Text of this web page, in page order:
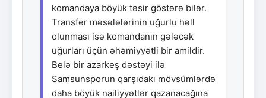
komandaya böyük təsir göstərə bilər.
Transfer məsələlərinin uğurlu həll
olunması isə komandanın gələcək
uğurları üçün əhəmiyyətli bir amildir.
Belə bir azarkeş dəstəyi ilə
Samsunsporun qarşıdakı mövsümlərdə
daha böyük nailiyyətlər qazanacağına